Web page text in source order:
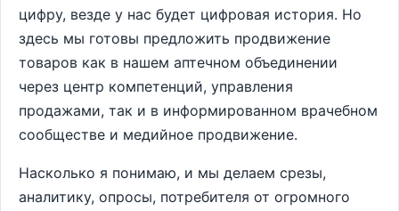
цифру, везде у нас будет цифровая история. Но
здесь мы готовы предложить продвижение
товаров как в нашем аптечном объединении
через центр компетенций, управления
продажами, так и в информированном врачебном
сообществе и медийное продвижение.
Насколько я понимаю, и мы делаем срезы,
аналитику, опросы, потребителя от огромного